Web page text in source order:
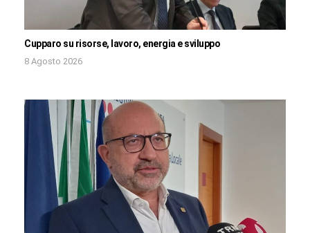
Cupparo su risorse, lavoro, energia e sviluppo
8 Agosto 2026